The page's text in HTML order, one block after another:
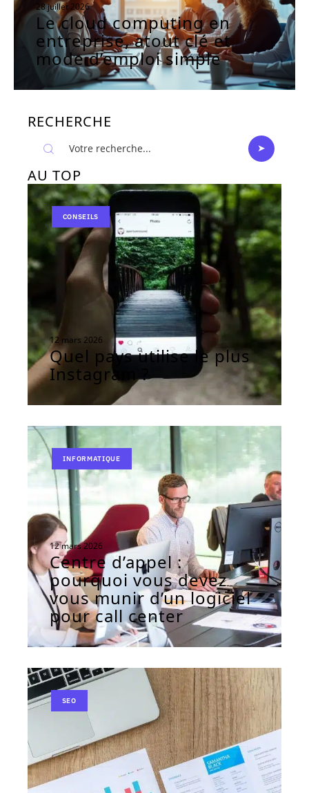
28 juillet 2026
Le cloud computing en
entreprise, atout clé et
mode d’emploi simple
RECHERCHE
AU TOP
CONSEILS
12 mars 2026
Quel pays utilise le plus
Instagram ?
INFORMATIQUE
12 mars 2026
Centre d’appel :
pourquoi vous devez
vous munir d’un logiciel
pour call center
SEO